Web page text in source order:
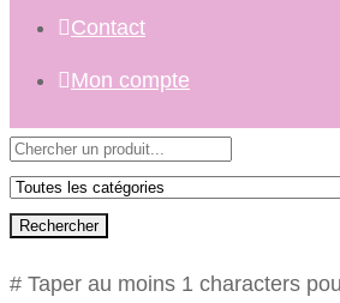
Contact
Mon compte
Rechercher
# Taper au moins 1 characters